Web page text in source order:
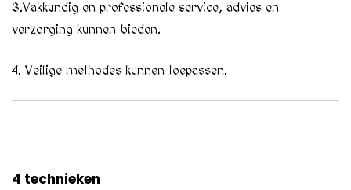
3.Vakkundig en professionele service, advies en
verzorging kunnen bieden.
4. Veilige methodes kunnen toepassen.
4 technieken